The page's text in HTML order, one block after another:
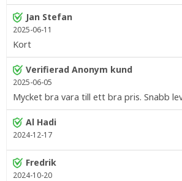
Jan Stefan
2025-06-11
Kort
Verifierad Anonym kund
2025-06-05
Mycket bra vara till ett bra pris. Snabb
Al Hadi
2024-12-17
Fredrik
2024-10-20